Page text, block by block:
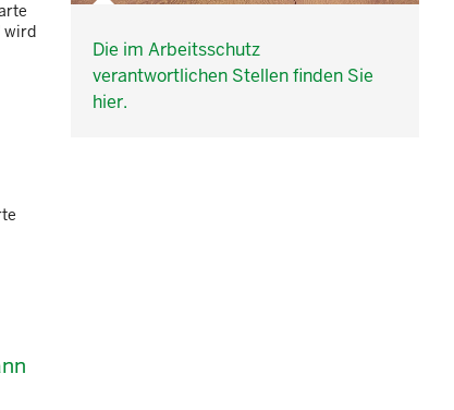
wird
Die im Arbeitsschutz
verantwortlichen Stellen finden Sie
hier.